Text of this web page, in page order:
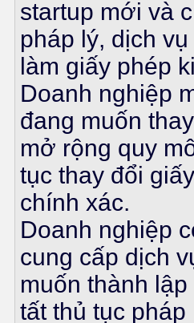
startup mới và
pháp lý, dịch
làm giấy phép
Doanh nghiệp
đang muốn
mở rộng quy
tục thay đổi
chính xác.
Doanh nghiệp
cung cấp dịch
muốn thành
tất thủ tục